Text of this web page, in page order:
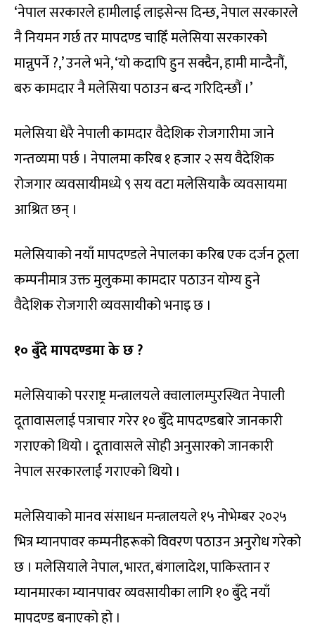
‘नेपाल सरकारले हामीलाई लाइसेन्स दिन्छ, नेपाल सरकारले
नै नियमन गर्छ तर मापदण्ड चाहिँ मलेसिया सरकारको
मान्नुपर्ने ?,’ उनले भने, ‘यो कदापि हुन सक्दैन, हामी मान्दैनौं,
बरु कामदार नै मलेसिया पठाउन बन्द गरिदिन्छौं ।’
मलेसिया धेरै नेपाली कामदार वैदेशिक रोजगारीमा जाने
गन्तव्यमा पर्छ । नेपालमा करिब १ हजार २ सय वैदेशिक
रोजगार व्यवसायीमध्ये ९ सय वटा मलेसियाकै व्यवसायमा
आश्रित छन् ।
मलेसियाको नयाँ मापदण्डले नेपालका करिब एक दर्जन ठूला
कम्पनीमात्र उक्त मुलुकमा कामदार पठाउन योग्य हुने
वैदेशिक रोजगारी व्यवसायीको भनाइ छ ।
१० बुँदे मापदण्डमा के छ ?
मलेसियाको परराष्ट्र मन्त्रालयले क्वालालम्पुरस्थित नेपाली
दूतावासलाई पत्राचार गरेर १० बुँदे मापदण्डबारे जानकारी
गराएको थियो । दूतावासले सोही अनुसारको जानकारी
नेपाल सरकारलाई गराएको थियो ।
मलेसियाको मानव संसाधन मन्त्रालयले १५ नोभेम्बर २०२५
भित्र म्यानपावर कम्पनीहरूको विवरण पठाउन अनुरोध गरेको
छ । मलेसियाले नेपाल, भारत, बंगालादेश, पाकिस्तान र
म्यानमारका म्यानपावर व्यवसायीका लागि १० बुँदे नयाँ
मापदण्ड बनाएको हो ।